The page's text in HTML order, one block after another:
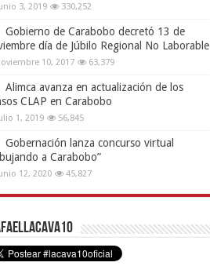
3, 2019 330,252
Gobierno de Carabobo decretó 13 de
día de Júbilo Regional No Laborable
10, 2017 63,379
Alimca avanza en actualización de los
CLAP en Carabobo
1, 2019 56,845
Gobernación lanza concurso virtual
a Carabobo”
12, 2020 45,827